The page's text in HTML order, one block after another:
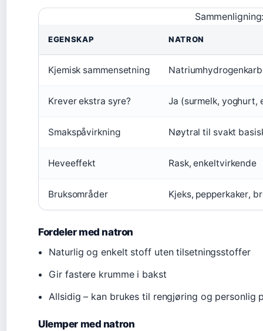
EGENSKAP NATRON
Kjemisk sammensetning
Krever ekstra syre? Ja (surmelk, yoghurt,
Smakspåvirkning Nøytral til svakt
Heveeffekt Rask, enkeltvirkende
Bruksområder Kjeks, pepperkaker,
Fordeler med natron
Naturlig og enkelt stoff uten tilsetningsstoffer
Gir fastere krumme i bakst
Allsidig – kan brukes til rengjøring og personlig
Ulemper med natron